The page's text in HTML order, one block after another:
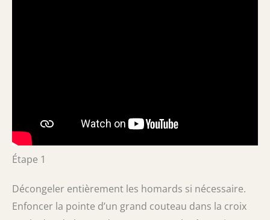
Étape 1
Décongeler entièrement les homards si nécessaire.
Enfoncer la pointe d’un grand couteau dans la croix